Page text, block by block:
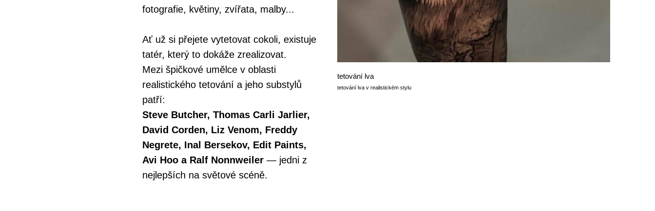
fotografie, květiny, zvířata, malby...
Ať už si přejete vytetovat cokoli, existuje
tatér, který to dokáže zrealizovat.
Mezi špičkové umělce v oblasti
realistického tetování a jeho substylů
patří:
Steve Butcher, Thomas Carli Jarlier,
David Corden, Liz Venom, Freddy
Negrete, Inal Bersekov, Edit Paints,
Avi Hoo a Ralf Nonnweiler — jedni z
nejlepších na světové scéně.
tetování lva
tetování lva v realistickém stylu